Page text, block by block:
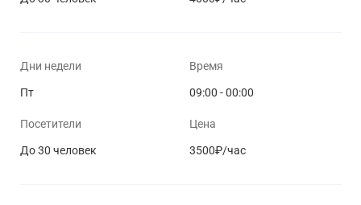
Дни недели
Пт
Время
09:00 - 00:00
Посетители
До 30 человек
Цена
3500₽/час